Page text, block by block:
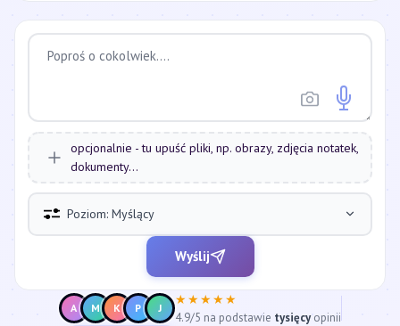
opcjonalnie - tu upuść pliki, np. obrazy, zdjęcia notatek,
dokumenty...
Poziom: Myślący
Wyślij
A M K P J
★★★★★
4.9/5 na podstawie tysięcyopinii